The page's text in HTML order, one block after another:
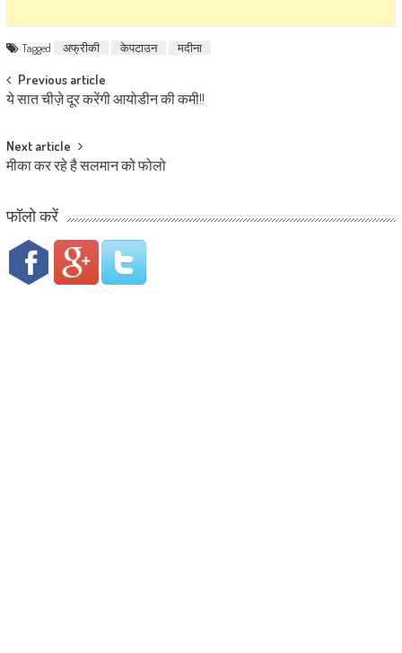
Tagged अफ्रीकी केपटाउन मदीना
Post navigation
Previous article
ये सात चीज़े दूर करेंगी आयोडीन की कमी!!
Next article
मीका कर रहे है सलमान को फोलो
फॉलो करें